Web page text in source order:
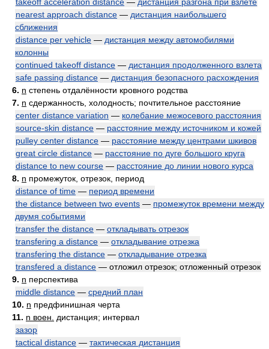
nearest approach distance — дистанция наибольшего
сближения
distance per vehicle — дистанция между автомобилями
колонны
continued takeoff distance — дистанция продолженного взлета
safe passing distance — дистанция безопасного расхождения
6. n степень отдалённости кровного родства
7. n сдержанность, холодность; почтительное расстояние
center distance variation — колебание межосевого расстояния
source-skin distance — расстояние между источником и кожей
pulley center distance — расстояние между центрами шкивов
great circle distance — расстояние по дуге большого круга
distance to new course — расстояние до линии нового курса
8. n промежуток, отрезок, период
distance of time — период времени
the distance between two events — промежуток времени между
двумя событиями
transfer the distance — откладывать отрезок
transfering a distance — откладывание отрезка
transfering the distance — откладывание отрезка
transfered a distance — отложил отрезок; отложенный отрезок
9. n перспектива
middle distance — средний план
10. n предфинишная черта
11. n воен.
дистанция; интервал
зазор
tactical distance — тактическая дистанция